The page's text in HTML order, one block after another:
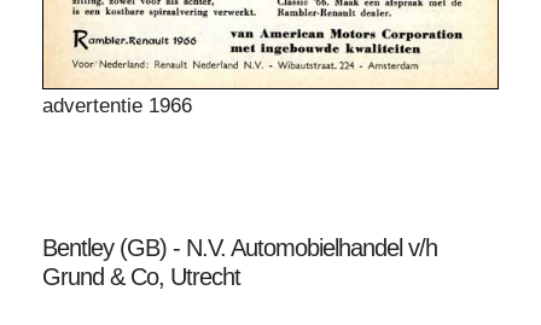
advertentie 1966
Bentley (GB) - N.V. Automobielhandel v/h
Grund & Co, Utrecht